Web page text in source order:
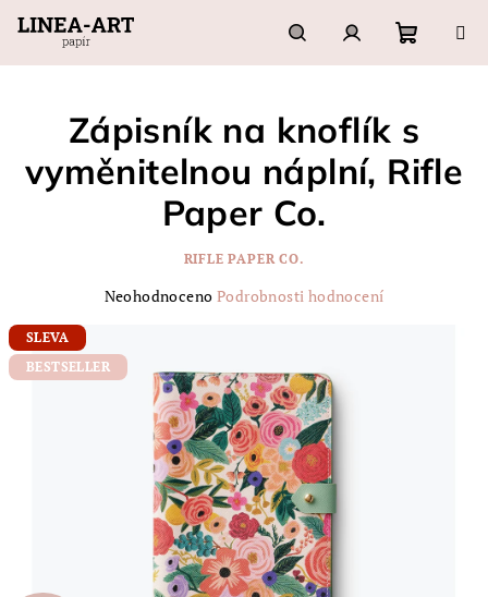
HledatPřihlášení
košík
Zápisník na knoflík s
vyměnitelnou náplní, Rifle
Paper Co.
RIFLE PAPER CO.
Průměrné
je
0,0
hvězdiček.
Neohodnoceno Podrobnosti hodnocení
SLEVA
BESTSELLER